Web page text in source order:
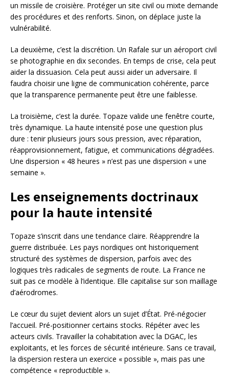
un missile de croisière. Protéger un site civil ou mixte demande
des procédures et des renforts. Sinon, on déplace juste la
vulnérabilité.
La deuxième, c’est la discrétion. Un Rafale sur un aéroport civil
se photographie en dix secondes. En temps de crise, cela peut
aider la dissuasion. Cela peut aussi aider un adversaire. Il
faudra choisir une ligne de communication cohérente, parce
que la transparence permanente peut être une faiblesse.
La troisième, c’est la durée. Topaze valide une fenêtre courte,
très dynamique. La haute intensité pose une question plus
dure : tenir plusieurs jours sous pression, avec réparation,
réapprovisionnement, fatigue, et communications dégradées.
Une dispersion « 48 heures » n’est pas une dispersion « une
semaine ».
Les enseignements doctrinaux
pour la haute intensité
Topaze s’inscrit dans une tendance claire. Réapprendre la
guerre distribuée. Les pays nordiques ont historiquement
structuré des systèmes de dispersion, parfois avec des
logiques très radicales de segments de route. La France ne
suit pas ce modèle à l’identique. Elle capitalise sur son maillage
d’aérodromes.
Le cœur du sujet devient alors un sujet d’État. Pré-négocier
l’accueil. Pré-positionner certains stocks. Répéter avec les
acteurs civils. Travailler la cohabitation avec la DGAC, les
exploitants, et les forces de sécurité intérieure. Sans ce travail,
la dispersion restera un exercice « possible », mais pas une
compétence « reproductible ».